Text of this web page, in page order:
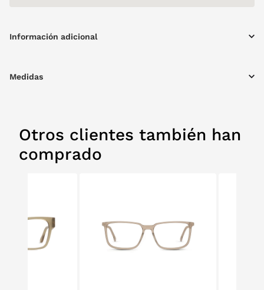
Información adicional
Medidas
Otros clientes también han
comprado